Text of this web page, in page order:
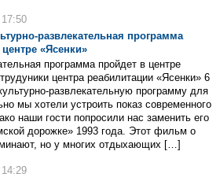
развлекательная программа
«Ясенки»
программа пройдет в центре
центра реабилитации «Ясенки» 6
развлекательную программу для
мы хотели устроить показ современного
наши гости попросили нас заменить его
дорожке» 1993 года. Этот фильм о
но у многих отдыхающих […]